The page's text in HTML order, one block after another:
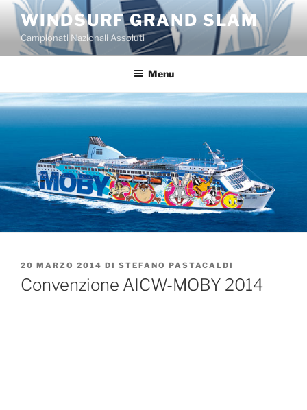
Salta
contenuto
WINDSURF GRAND SLAM
Campionati Nazionali Assoluti
Menu
PUBBLICATO
IL
20 MARZO 2014 DI STEFANO PASTACALDI
Convenzione AICW-MOBY 2014